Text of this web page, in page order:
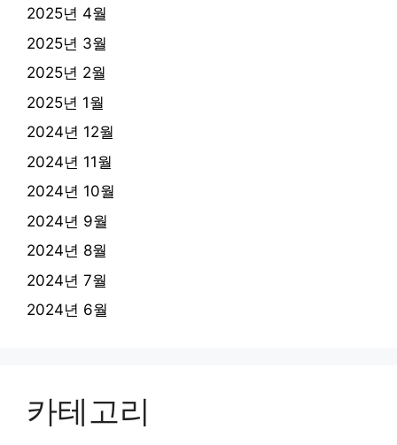
2025년 4월
2025년 3월
2025년 2월
2025년 1월
2024년 12월
2024년 11월
2024년 10월
2024년 9월
2024년 8월
2024년 7월
2024년 6월
카테고리